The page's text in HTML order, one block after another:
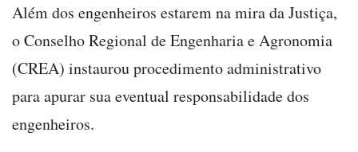
Além dos engenheiros estarem na mira da Justiça,
o Conselho Regional de Engenharia e Agronomia
(CREA) instaurou procedimento administrativo
para apurar sua eventual responsabilidade dos
engenheiros.